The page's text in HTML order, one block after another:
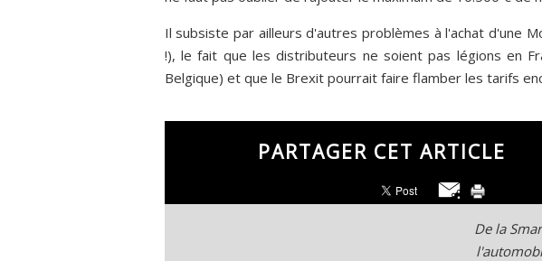
Il subsiste par ailleurs d'autres problèmes à l'achat d'une
!), le fait que les distributeurs ne soient pas légions en
Belgique) et que le Brexit pourrait faire flamber les tarifs
PARTAGER CET ARTICLE
De la